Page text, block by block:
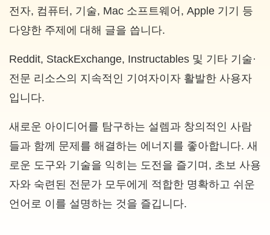
전자, 컴퓨터, 기술, Mac 소프트웨어, Apple 기기 등
다양한 주제에 대해 글을 씁니다.
Reddit, StackExchange, Instructables 및 기타 기술·
전문 리소스의 지속적인 기여자이자 활발한 사용자
입니다.
새로운 아이디어를 탐구하는 설렘과 창의적인 사람
들과 함께 문제를 해결하는 에너지를 좋아합니다. 새
로운 도구와 기술을 익히는 도전을 즐기며, 초보 사용
자와 숙련된 전문가 모두에게 적합한 명확하고 쉬운
언어로 이를 설명하는 것을 즐깁니다.